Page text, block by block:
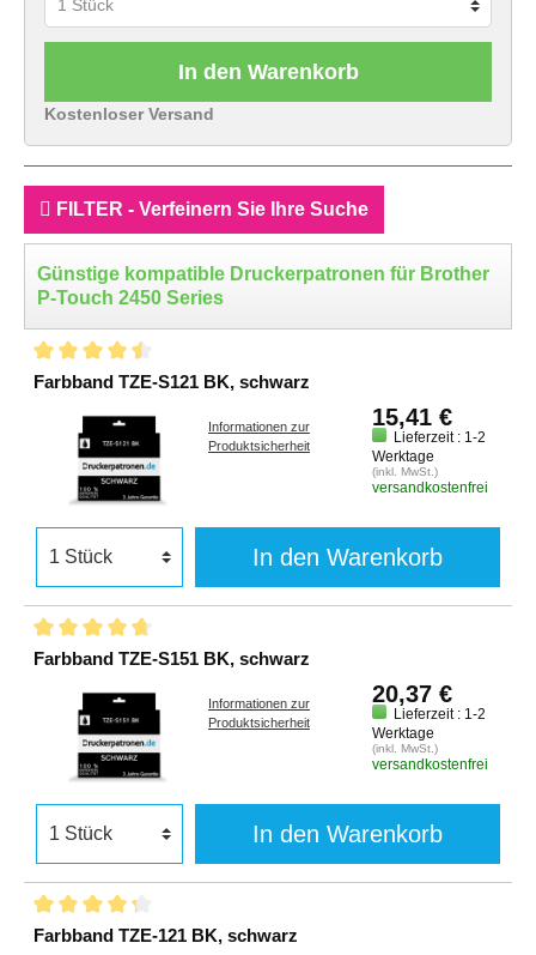
In den Warenkorb
Kostenloser Versand
FILTER - Verfeinern Sie Ihre Suche
Günstige kompatible Druckerpatronen für Brother
P-Touch 2450 Series
Farbband TZE-S121 BK, schwarz
Informationen zur
Produktsicherheit
15,41 €
Lieferzeit : 1-2
Werktage
(inkl. MwSt.)
versandkostenfrei
In den Warenkorb
Farbband TZE-S151 BK, schwarz
Informationen zur
Produktsicherheit
20,37 €
Lieferzeit : 1-2
Werktage
(inkl. MwSt.)
versandkostenfrei
In den Warenkorb
Farbband TZE-121 BK, schwarz